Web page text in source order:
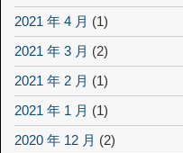
2021 年 4 月 (1)
2021 年 3 月 (2)
2021 年 2 月 (1)
2021 年 1 月 (1)
2020 年 12 月 (2)